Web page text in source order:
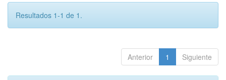
Resultados 1-1 de 1.
Anterior 1 Siguiente